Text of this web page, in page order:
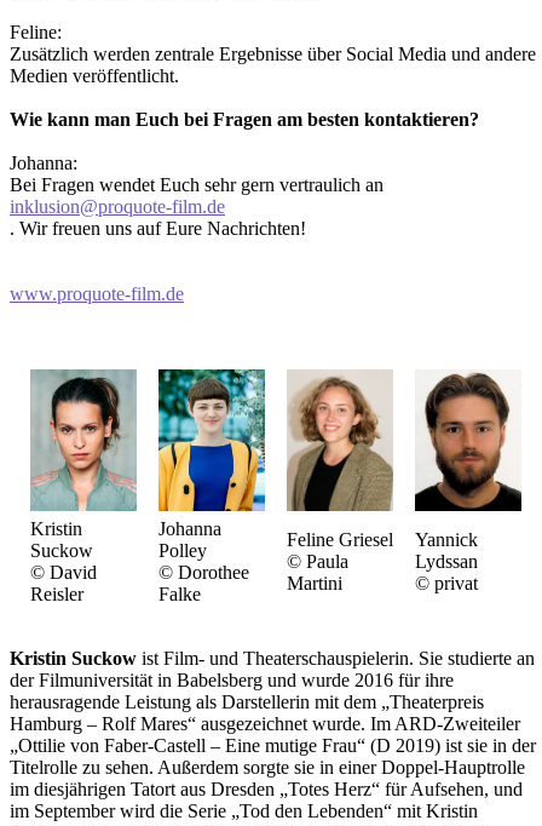
Feline:
Zusätzlich werden zentrale Ergebnisse über Social Media und andere
Medien veröffentlicht.
Wie kann man Euch bei Fragen am besten kontaktieren?
Johanna:
Bei Fragen wendet Euch sehr gern vertraulich an
inklusion@proquote-film.de
. Wir freuen uns auf Eure Nachrichten!
www.proquote-film.de
Kristin
Suckow
© David
Reisler
Johanna
Polley
© Dorothee
Falke
Feline Griesel
© Paula
Martini
Yannick
Lydssan
© privat
Kristin Suckow ist Film- und Theaterschauspielerin. Sie studierte an
der Filmuniversität in Babelsberg und wurde 2016 für ihre
herausragende Leistung als Darstellerin mit dem „Theaterpreis
Hamburg – Rolf Mares“ ausgezeichnet wurde. Im ARD-Zweiteiler
„Ottilie von Faber-Castell – Eine mutige Frau“ (D 2019) ist sie in der
Titelrolle zu sehen. Außerdem sorgte sie in einer Doppel-Hauptrolle
im diesjährigen Tatort aus Dresden „Totes Herz“ für Aufsehen, und
im September wird die Serie „Tod den Lebenden“ mit Kristin